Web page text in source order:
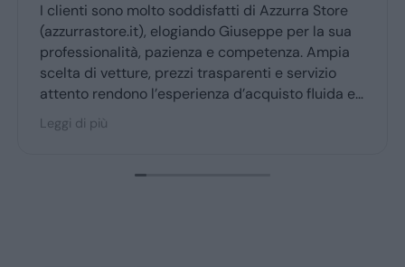
I clienti sono molto soddisfatti di Azzurra Store
(azzurrastore.it), elogiando Giuseppe per la sua
professionalità, pazienza e competenza. Ampia
scelta di vetture, prezzi trasparenti e servizio
attento rendono l’esperienza d’acquisto fluida e
piacevole per la maggior parte degli utenti.
Leggi di più